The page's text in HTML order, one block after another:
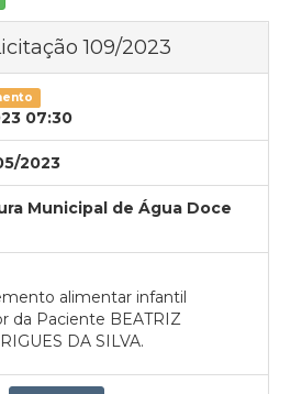
109/2023
07:30
2023
Municipal de Água Doce
alimentar infantil
da Paciente BEATRIZ
DA SILVA.